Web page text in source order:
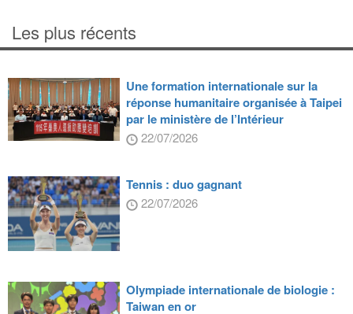
Les plus récents
Une formation internationale sur la
réponse humanitaire organisée à Taipei
par le ministère de l’Intérieur
22/07/2026
Tennis : duo gagnant
22/07/2026
Olympiade internationale de biologie :
Taiwan en or